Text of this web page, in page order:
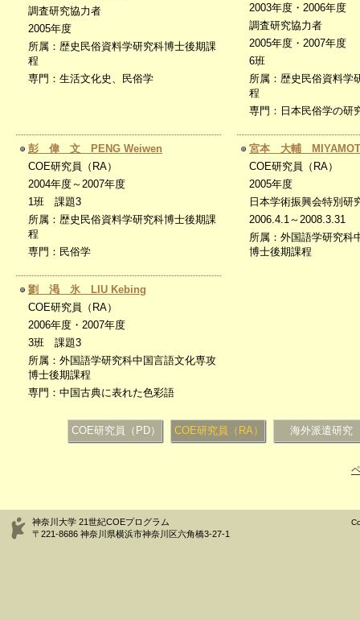
調査研究協力者
2005年度
所属：歴史民俗資料学研究科博士後期課
程
専門：生活文化史、民俗学
2003年度・2006年度
調査研究協力者
2005年度・2007年度
6班
所属：歴史民俗資料学
程
専門：日本民俗学の研
彭 偉 文 PENG Weiwen
COE研究員（RA）
2004年度～2007年度
1班 課題3
所属：歴史民俗資料学研究科博士後期課
程
専門：民俗学
宮本 大輔
COE研究員（RA）
2005年度
日本学術振興会特別研
2006.4.1～2008.3.31
所属：外国語学研究科
博士後期課程
劉 渇 氷 LIU Kebing
COE研究員（RA）
2006年度・2007年度
3班 課題3
所属：外国語学研究科中国言語文化専攻
博士後期課程
専門：中国古典に表れた色彩語
COE研究員（PD） COE研究員（RA） 海外派遣研究
神奈川大学 21世紀COEプログラム
〒221-8686 神奈川県横浜市神奈川区六角橋3-27-1